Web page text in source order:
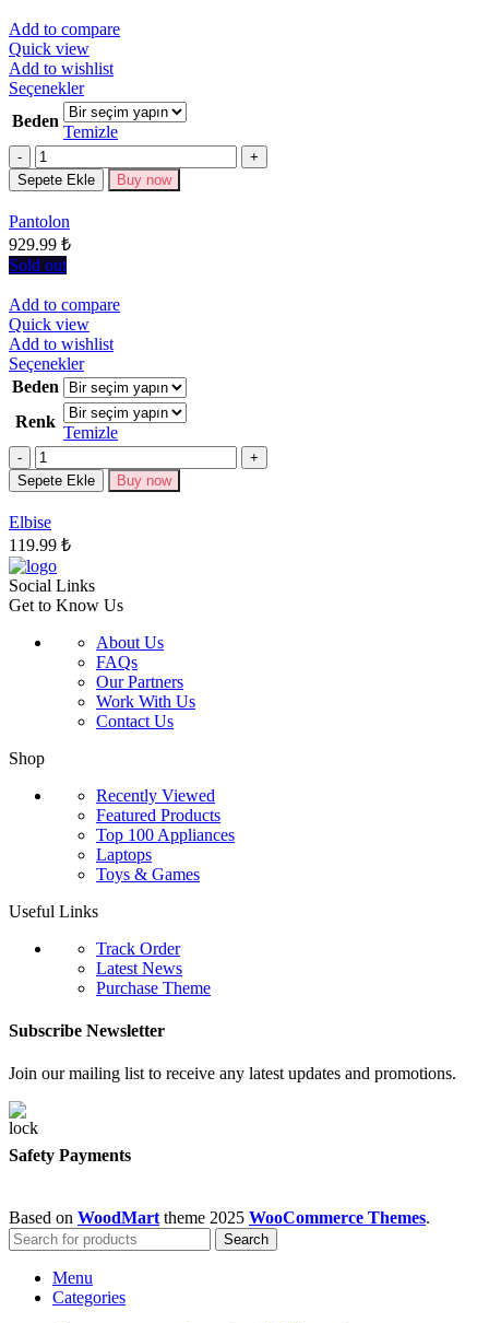
Add to compare
Quick view
Add to wishlist
SeçeneklerBu
ürünün
birden
fazla
varyasyonu
var.
Beden
Temizle
Miktar
Sepete Ekle Buy now
Pantolon
929.99 ₺
Sold out
Add to compare
Quick view
Add to wishlist
SeçeneklerBu
ürünün
birden
fazla
varyasyonu
Seçenekler
Beden
Renk
Temizle
Miktar
Sepete Ekle Buy now
Elbise
119.99 ₺
Social Links
Get to Know Us
About Us
FAQs
Our Partners
Work With Us
Contact Us
Shop
Recently Viewed
Featured Products
Top 100 Appliances
Laptops
Toys & Games
Useful Links
Track Order
Latest News
Purchase Theme
Subscribe Newsletter
Join our mailing list to receive any latest updates and promotions.
Safety Payments
Based on WoodMart theme 2025 WooCommerce Themes.
Search
Menu
Categories